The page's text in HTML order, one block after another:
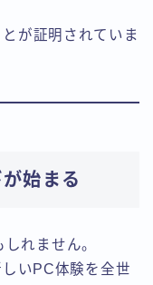
が証明されていま
始まる
れません。
いPC体験を全世